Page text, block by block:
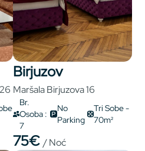
Birjuzov
Maršala Birjuzova 16
Br.
Osoba :
7
No
Parking
Tri Sobe -
70m²
75€ / Noć